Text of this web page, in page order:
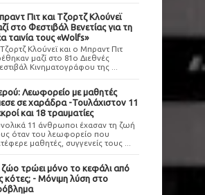
Πιτ και Τζορτζ Κλούνεϊ
στο Φεστιβάλ Βενετίας για τη
ταινία τους «Wolfs»
Κλούνεϊ και ο Μπραντ Πιτ
μαζί στο 81ο Διεθνές
Κινηματογράφου της ...
Λεωφορείο με μαθητές
σε χαράδρα -Τουλάχιστον 11
και 18 τραυματίες
11 άνθρωποι έχασαν τη ζωή
όταν του λεωφορείο που
μαθητές, συγγενείς τους ...
ζώο τρώει μόνο το κεφάλι από
κότες; - Μόνιμη λύση στο